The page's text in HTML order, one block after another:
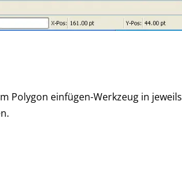
Polygon einfügen-Werkzeug in jeweils